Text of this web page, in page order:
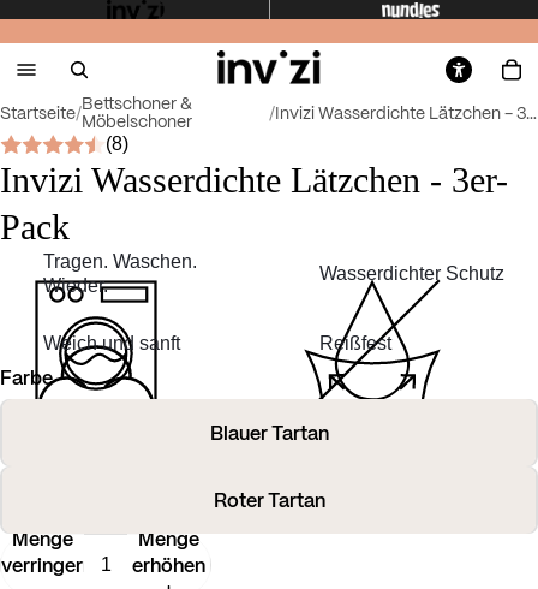
Startseite/
Bettschoner &
Möbelschoner
/ Invizi Wasserdichte Lätzchen - 3er-Pack
(8)
Invizi Wasserdichte Lätzchen - 3er-
Pack
Tragen. Waschen.
Wieder.
Wasserdichter Schutz
Weich und sanft Reißfest
Farbe
Blauer Tartan
Roter Tartan
Menge
verringern
Menge
erhöhen